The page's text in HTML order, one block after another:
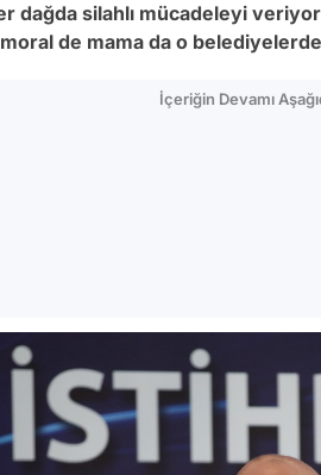
dağda silahlı mücadeleyi
de mama da o
İçeriğin Devamı